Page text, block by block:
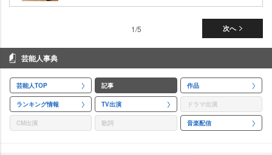
次へ
1/5
芸能人事典
芸能人TOP 記事 作品
ランキング情報 TV出演 ドラマ出演
CM出演 歌詞 音楽配信